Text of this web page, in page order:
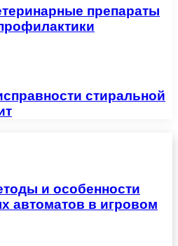
препараты
стиральной
и особенности
автоматов в игровом